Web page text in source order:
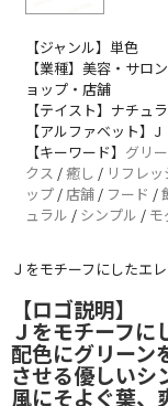
【ジャンル】単色
【業種】美容・サロ
ョップ・店舗
【テイスト】ナチュ
【アルファベット】J
【キーワード】 グリ
クス /癒し / リフレッ
ップ / 店舗 / フード /
ュラル / シンプル / モ
Ｊをモチーフにしたエ
【ロゴ説明】
Ｊをモチーフに
配色にグリーン
させる優しいシ
風にそよぐ葉、